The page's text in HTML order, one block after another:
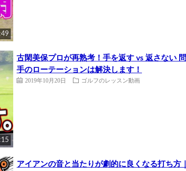
古閑美保プロが再熟考！手を返す vs 返さない
手のローテーションは解決します！
2019年10月20日 ゴルフのレッスン動画
アイアンの音と当たりが劇的に良くなる打ち